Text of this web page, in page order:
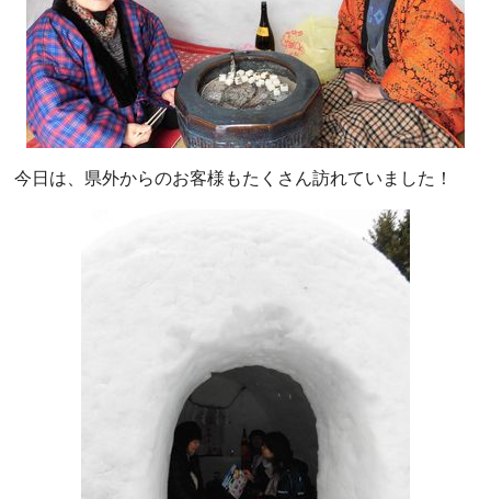
今日は、県外からのお客様もたくさん訪れていました！